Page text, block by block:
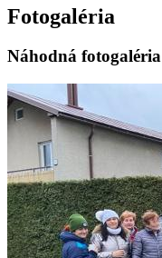
Fotogaléria
Náhodná fotogaléria